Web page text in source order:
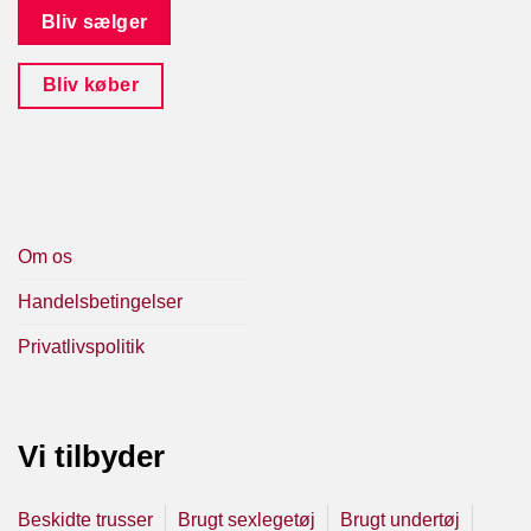
Bliv sælger
Bliv køber
Om os
Handelsbetingelser
Privatlivspolitik
Vi tilbyder
Beskidte trusser Brugt sexlegetøj Brugt undertøj